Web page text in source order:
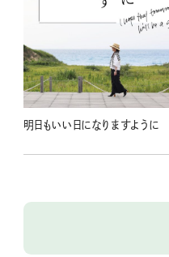
明日もいい日になりますように